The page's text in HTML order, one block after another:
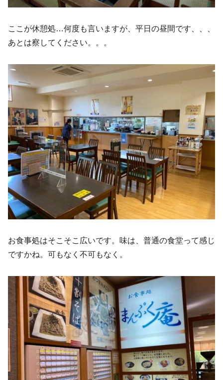
ここが休憩処…何度も言いますが、平日の昼間です、、、
あとは察してください。。。
お食事処はそこそこ広いです。味は、普通の食堂って感じ
ですかね。可もなく不可もなく。